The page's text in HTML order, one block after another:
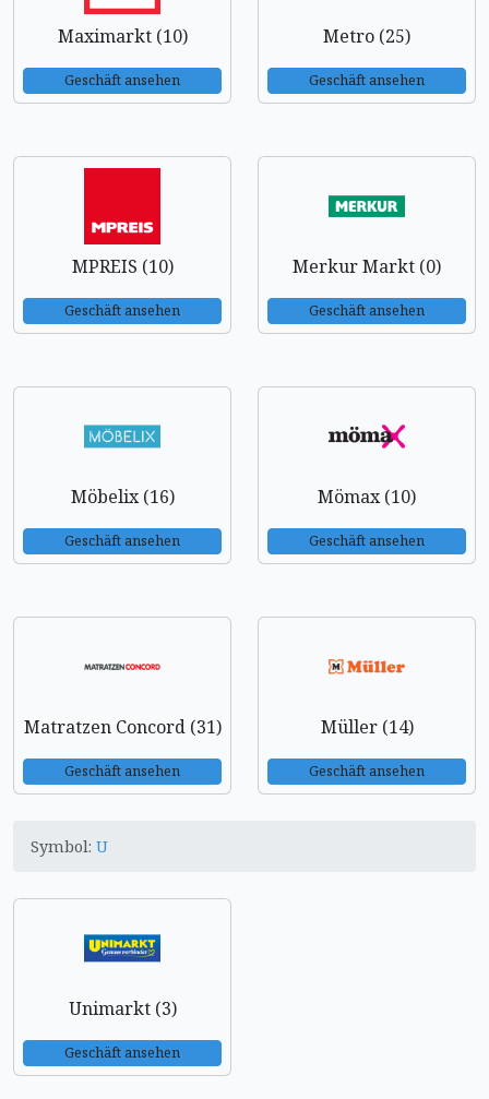
Maximarkt (10)
Geschäft ansehen
Metro (25)
Geschäft ansehen
MPREIS (10)
Geschäft ansehen
Merkur Markt (0)
Geschäft ansehen
Möbelix (16)
Geschäft ansehen
Mömax (10)
Geschäft ansehen
Matratzen Concord (31)
Geschäft ansehen
Müller (14)
Geschäft ansehen
Symbol: U
Unimarkt (3)
Geschäft ansehen